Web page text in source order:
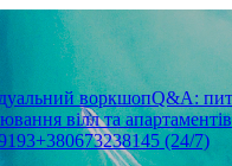
воркшопQ&A:
вілл та апартаментів
+380673238145 (24/7)